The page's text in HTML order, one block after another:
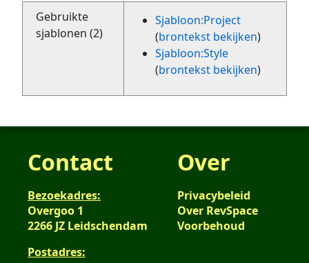
Gebruikte
sjablonen (2)
Sjabloon:Project
(brontekst bekijken)
Sjabloon:Style
(brontekst bekijken)
Contact
Bezoekadres:
Overgoo 1
2266 JZ Leidschendam
Postadres:
Over
Privacybeleid
Over RevSpace
Voorbehoud